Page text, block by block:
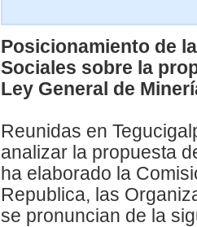
Posicionamiento de
Sociales sobre la
Ley General de
Reunidas en
analizar la propuesta
ha elaborado la
Republica, las
se pronuncian de la